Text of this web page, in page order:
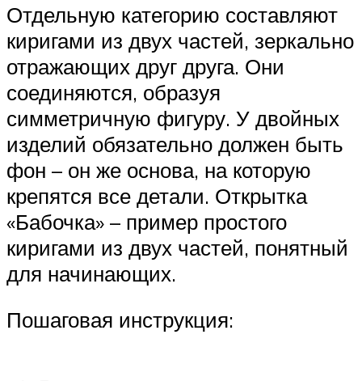
Отдельную категорию составляют
киригами из двух частей, зеркально
отражающих друг друга. Они
соединяются, образуя
симметричную фигуру. У двойных
изделий обязательно должен быть
фон – он же основа, на которую
крепятся все детали. Открытка
«Бабочка» – пример простого
киригами из двух частей, понятный
для начинающих.
Пошаговая инструкция: